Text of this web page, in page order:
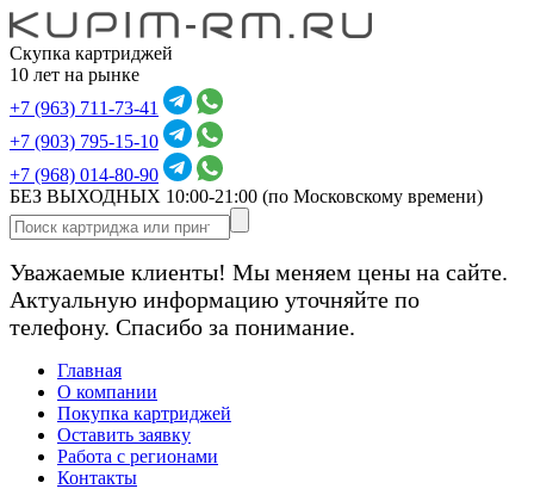
Скупка картриджей
10 лет на рынке
+7 (963) 711-73-41
+7 (903) 795-15-10
+7 (968) 014-80-90
БЕЗ ВЫХОДНЫХ 10:00-21:00 (по Московскому времени)
Уважаемые клиенты! Мы меняем цены на сайте.
Актуальную информацию уточняйте по
телефону. Спасибо за понимание.
Главная
О компании
Покупка картриджей
Оставить заявку
Работа с регионами
Контакты